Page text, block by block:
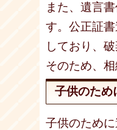
また、遺言
す。公正証
しており、
そのため、
子供のため
子供のため